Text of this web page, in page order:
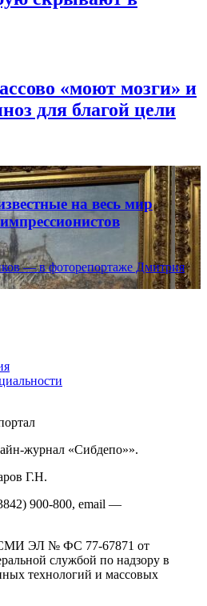
«моют мозги» и
для благой цели
на весь мир
— в фоторепортаже Дмитрия
журнал «Сибдепо»».
Г.Н.
900-800, email —
СМИ ЭЛ № ФС 77-67871 от
службой по надзору в
технологий и массовых